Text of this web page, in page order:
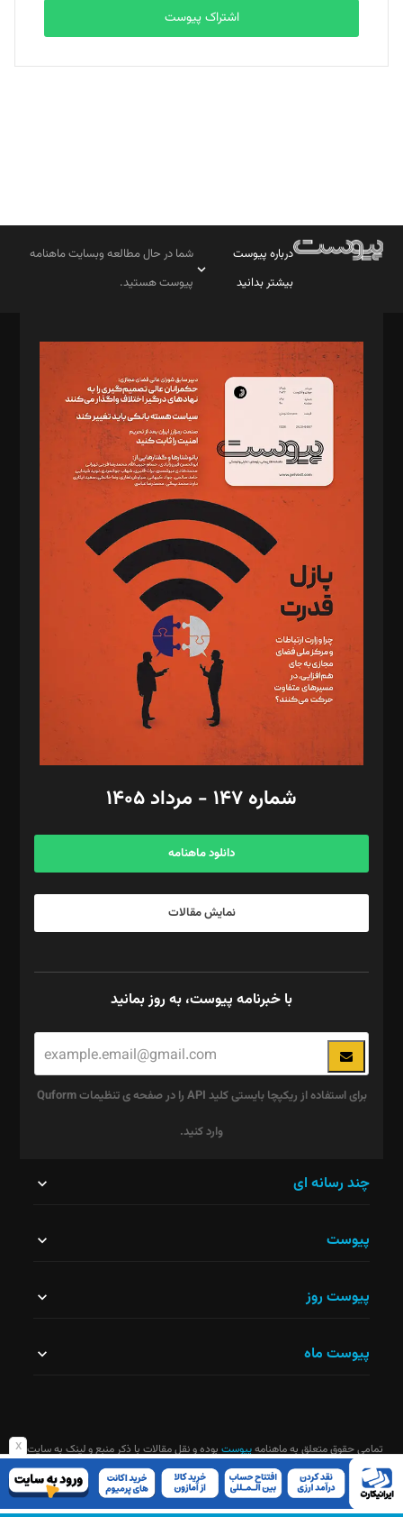
x
بابک نقاش
تحریریه
اشتراک پیوست
درباره پیوست
بیشتر بدانید
شما در حال مطالعه وبسایت ماهنامه
پیوست هستید.
مدیر مسئول: محمدباقر اثنی‌عشری
سردبیر: مهرک محمودی
دبیر تحریریه: میثم قاسمی
د‌بیر ناداستان: سمانه سمیع
د‌بیر خدمت و تجارت: ابوالفضل رجبی
د‌بیر حقوق فناوری: حسام‌الدین ایپکچی
د‌بیر پیوست جهان: مینا پاکدل
د‌بیر تحریریه آنلاین: بابک نقاش
تحریریه‌: مجتبی محمود‌ی، آرش برهمند، یسنا امان‌پور، سروش کرمیان،
مصطفی مسجدی آرانی، ابوالفضل رجبی، زهرا فکرانه، فائزه فتحی
رستمی،مصطفی باستان
ویرایش: نگار استاد‌‌آقا
طراح یونیفرم: مجید توکلی
فیلمبرداری و عکاسی: امیر شفیعی، مانی لطفی زاده
گرافیک و صفحه‌آرایی: سید‌سبحان‌علی ثابت
مد‌یر توسعه تجاری: کامبیز برید‌
امور مالی: شاپور رهبری، محمد‌ کاظمی‌نیا
آگهی و مشترکین: ۰۹۱۹۹۹۹۰۴۵۴
شماره ۱۴۷ - مرداد ۱۴۰۵
دانلود ماهنامه
نمایش مقالات
با خبرنامه پیوست، به روز بمانید
برای استفاده از ریکپچا بایستی کلید API را در صفحه ی تنظیمات Quform
وارد کنید.
نباید
شود.
چند رسانه ای
پیوست
پیوست روز
پیوست ماه
تمامی حقوق متعلق به ماهنامهپیوست بوده و نقل مقالات با ذکر منبع و لینک به سایت
ماهنامه آزاد است